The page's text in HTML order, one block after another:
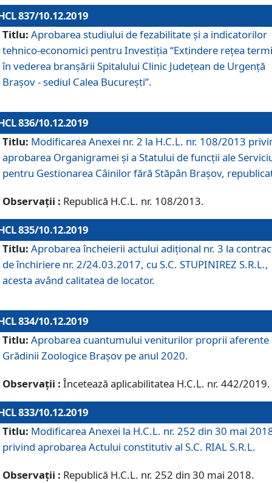
837/10.12.2019
Titlu: Aprobarea studiului de fezabilitate și a indicatorilor
tehnico-economici pentru Investiția “Extindere rețea
în vederea branșării Spitalului Clinic Județean de Urgență
Brașov - sediul Calea București”.
836/10.12.2019
Titlu: Modificarea Anexei nr. 2 la H.C.L. nr. 108/2013
aprobarea Organigramei şi a Statului de funcții ale
pentru Gestionarea Câinilor fără Stăpân Brașov,
Observații : Republică H.C.L. nr. 108/2013.
835/10.12.2019
Titlu: Aprobarea încheierii actului adițional nr. 3 la
de închiriere nr. 2/24.03.2017, cu S.C. STUPINIREZ S.R.L.,
acesta având calitatea de locator.
834/10.12.2019
Titlu: Aprobarea cuantumului veniturilor proprii aferente
Grădinii Zoologice Braşov pe anul 2020.
Observații : Încetează aplicabilitatea H.C.L. nr. 442/2019.
833/10.12.2019
Titlu: Modificarea Anexei la H.C.L. nr. 252 din 30 mai
privind aprobarea Actului constitutiv al S.C. RIAL S.R.L.
Observații : Republică H.C.L. nr. 252 din 30 mai 2018.